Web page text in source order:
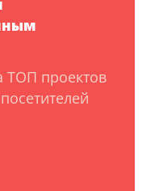
ТОП проектов